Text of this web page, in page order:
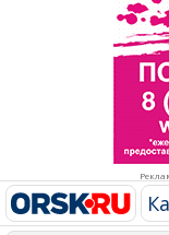
Рестораны, кафе,
Развлечения и
Спорт Фитнес
Недвижимость
Красота
Медицина